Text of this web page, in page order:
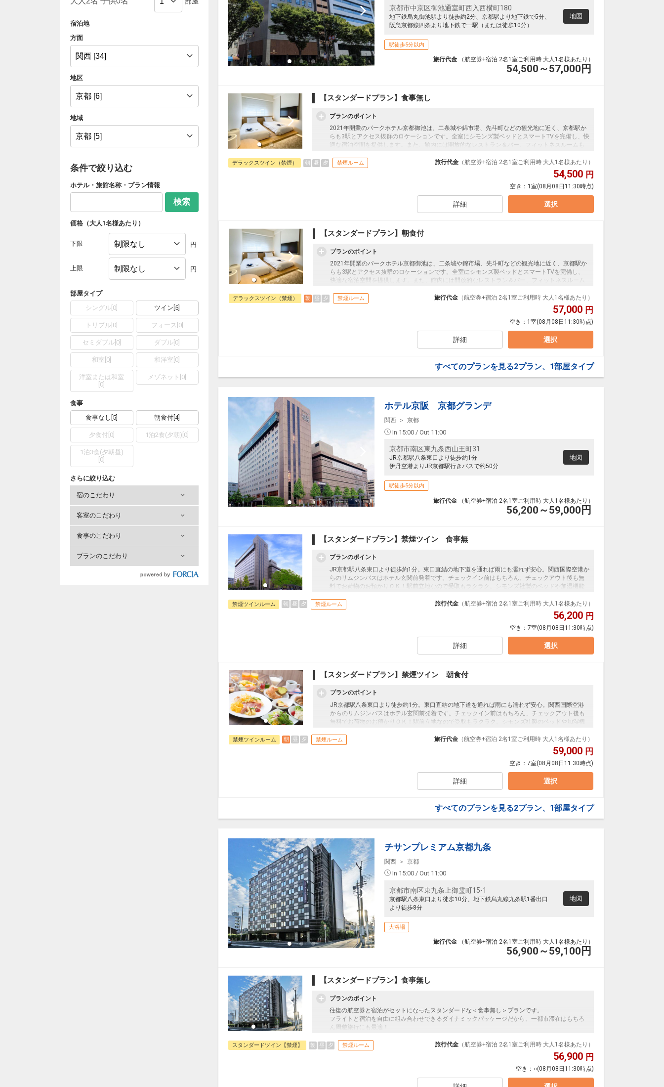
宿泊地
方面
地区
地域
条件で絞り込む
ホテル・旅館名称・プラン情報
検索
価格（大人1名様あたり）
下限 円
上限 円
部屋タイプ
シングル 0 ツイン 5
トリプル 0 フォース 0]
セミダブル[ 0] ダブル 0
和室 0 和洋室 0
洋室または和室
0
メゾネット 0
食事
食事なし 5 朝食付 [4]
夕食付 0] 1泊2食(夕朝) 0
1泊3食(夕朝昼)
0
さらに絞り込む
宿のこだわり
客室のこだわり
食事のこだわり
プランのこだわり
京都市中京区御池通室町西入西横町180
地下鉄烏丸御池駅より徒歩約2分、京都駅より地下鉄で5分、
阪急京都線四条より地下鉄で一駅（または徒歩10分）
地図
駅徒歩5分以内
旅行代金 （航空券+宿泊 2名1室ご利用時 大人1名様あたり）
54,500～57,000 円
【スタンダードプラン】食事無し
プランのポイント
2021年開業のパークホテル京都御池は、二条城や錦市場、先斗町などの観光地に近く、京都駅か
らも3駅とアクセス抜群のロケーションです。全室にシモンズ製ベッドとスマートTVを完備し、快
適な宿泊空間を提供します。また、館内には開放的なレストラン＆バー、フィットネスルームも
きな動画コンテンツを楽しみながら、旅の疲れを癒すことができます。観光にもビジネスにも最
適な立地と設備で、快適な京都滞在をお楽しみいただけます。
デラックスツイン（禁煙） 朝 昼 夕 禁煙ルーム 旅行代金 （航空券+宿泊 2名1室ご利用時 大人1名様あたり）
54,500 円
空き： 1室(08月08日11:30時点)
詳細 選択
【スタンダードプラン】朝食付
プランのポイント
2021年開業のパークホテル京都御池は、二条城や錦市場、先斗町などの観光地に近く、京都駅か
らも3駅とアクセス抜群のロケーションです。全室にシモンズ製ベッドとスマートTVを完備し、
快適な宿泊空間を提供します。また、館内には開放的なレストラン＆バー、フィットネスルーム
好きな動画コンテンツを楽しみながら、旅の疲れを癒すことができます。観光にもビジネスにも
最適な立地と設備で、快適な京都滞在をお楽しみいただけます。
デラックスツイン（禁煙） 朝 昼 夕 禁煙ルーム 旅行代金 （航空券+宿泊 2名1室ご利用時 大人1名様あたり）
57,000 円
空き： 1室(08月08日11:30時点)
詳細 選択
すべてのプランを見る2プラン、1部屋タイプ
ホテル京阪 京都グランデ
関西 京都
In 15:00 / Out 11:00
京都市南区東九条西山王町31
JR京都駅八条東口より徒歩約1分
伊丹空港よりJR京都駅行きバスで約50分
地図
駅徒歩5分以内
旅行代金 （航空券+宿泊 2名1室ご利用時 大人1名様あたり）
56,200～59,000 円
【スタンダードプラン】禁煙ツイン 食事無
プランのポイント
JR京都駅八条東口より徒歩約1分。東口直結の地下道を通れば雨にも濡れず安心。関西国際空港か
らのリムジンバスはホテル玄関前発着です。チェックイン前はもちろん、チェックアウト後も無
料でお荷物のお預かりＯＫ！駅前立地なので受取もラクラク。シモンズ社製のベッドや加湿機能
禁煙ツインルーム 朝 昼 夕 禁煙ルーム 旅行代金 （航空券+宿泊 2名1室ご利用時 大人1名様あたり）
56,200 円
空き： 7室(08月08日11:30時点)
詳細 選択
【スタンダードプラン】禁煙ツイン 朝食付
プランのポイント
JR京都駅八条東口より徒歩約1分。東口直結の地下道を通れば雨にも濡れず安心。関西国際空港
からのリムジンバスはホテル玄関前発着です。チェックイン前はもちろん、チェックアウト後も
無料でお荷物のお預かりＯＫ！駅前立地なので受取もラクラク。シモンズ社製のベッドや加湿機
禁煙ツインルーム 朝 昼 夕 禁煙ルーム 旅行代金 （航空券+宿泊 2名1室ご利用時 大人1名様あたり）
59,000 円
空き： 7室(08月08日11:30時点)
詳細 選択
すべてのプランを見る2プラン、1部屋タイプ
チサンプレミアム京都九条
関西 京都
In 15:00 / Out 11:00
京都市南区東九条上御霊町15-1
京都駅八条東口より徒歩10分、地下鉄烏丸線九条駅1番出口
より徒歩8分
地図
大浴場
旅行代金 （航空券+宿泊 2名1室ご利用時 大人1名様あたり）
56,900～59,100 円
【スタンダードプラン】食事無し
プランのポイント
往復の航空券と宿泊がセットになったスタンダードな＜食事無し＞プランです。
フライトと宿泊を自由に組み合わせできるダイナミックパッケージだから、一都市滞在はもちろ
ん周遊旅行にも最適！
フライトは、安心のJAL（またはJALグループ）確約！フライトマイル50%貯まります。
オプションでレンタカーや現地交通・体験プランなどの追加（同時予約）が可能なプランもござ
スタンダードツイン【禁煙】 朝 昼 夕 禁煙ルーム 旅行代金 （航空券+宿泊 2名1室ご利用時 大人1名様あたり）
56,900 円
空き： ○(08月08日11:30時点)